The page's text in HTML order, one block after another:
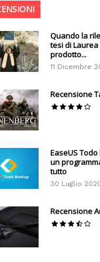
Quando la
tesi di
prodotto...
11 Dicembre
Recensione
EaseUS
un
tutto
30 Luglio
Recensione